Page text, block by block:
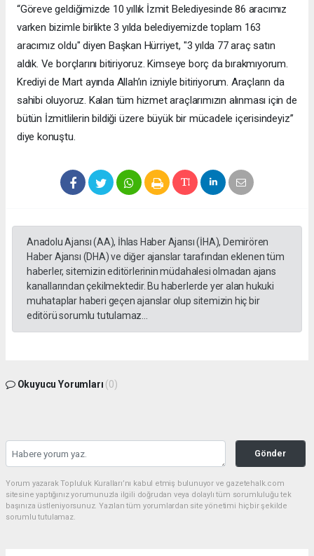
“Göreve geldiğimizde 10 yıllık İzmit Belediyesinde 86 aracımız
varken bizimle birlikte 3 yılda belediyemizde toplam 163
aracımız oldu" diyen Başkan Hürriyet, "3 yılda 77 araç satın
aldık. Ve borçlarını bitiriyoruz. Kimseye borç da bırakmıyorum.
Krediyi de Mart ayında Allah’ın izniyle bitiriyorum. Araçların da
sahibi oluyoruz. Kalan tüm hizmet araçlarımızın alınması için de
bütün İzmitlilerin bildiği üzere büyük bir mücadele içerisindeyiz”
diye konuştu.
Anadolu Ajansı (AA), İhlas Haber Ajansı (İHA), Demirören
Haber Ajansı (DHA) ve diğer ajanslar tarafından eklenen tüm
haberler, sitemizin editörlerinin müdahalesi olmadan ajans
kanallarından çekilmektedir. Bu haberlerde yer alan hukuki
muhataplar haberi geçen ajanslar olup sitemizin hiç bir
editörü sorumlu tutulamaz...
Okuyucu Yorumları (0)
Gönder
Yorum yazarak Topluluk Kuralları’nı kabul etmiş bulunuyor ve gazetehalk.com
sitesine yaptığınız yorumunuzla ilgili doğrudan veya dolaylı tüm sorumluluğu tek
başınıza üstleniyorsunuz. Yazılan tüm yorumlardan site yönetimi hiçbir şekilde
sorumlu tutulamaz.